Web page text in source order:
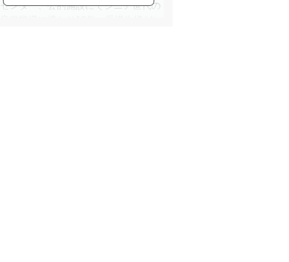
センター、公的施設にてシニア世代の